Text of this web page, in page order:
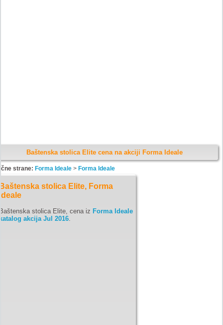
Baštenska stolica Elite cena na akciji Forma Ideale
strane: Forma Ideale> Forma Ideale
stolica Elite, Forma
stolica Elite, cena iz Forma Ideale
akcija Jul 2016.